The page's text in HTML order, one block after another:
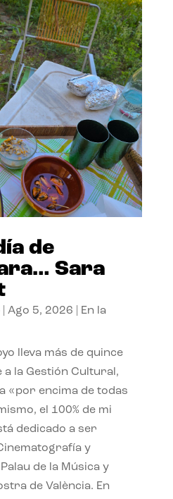
de
Sara
| Ago 5, 2026
En la
lleva más de quince
a la Gestión Cultural,
«por encima de todas
el 100% de mi
dedicado a ser
y
de la Música y
de València. En